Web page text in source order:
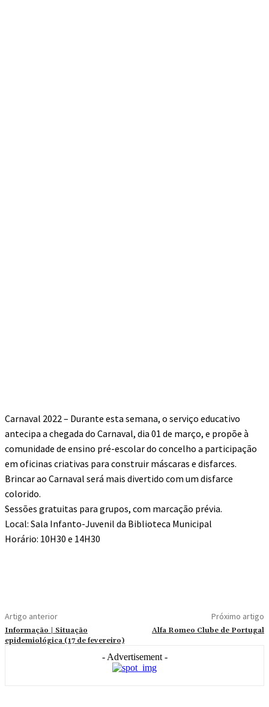
Carnaval 2022 – Durante esta semana, o serviço educativo
antecipa a chegada do Carnaval, dia 01 de março, e propõe à
comunidade de ensino pré-escolar do concelho a participação
em oficinas criativas para construir máscaras e disfarces.
Brincar ao Carnaval será mais divertido com um disfarce
colorido.
Sessões gratuitas para grupos, com marcação prévia.
Local: Sala Infanto-Juvenil da Biblioteca Municipal
Horário: 10H30 e 14H30
Artigo anterior
Informação | Situação
epidemiológica (17 de fevereiro)
Próximo artigo
Alfa Romeo Clube de Portugal
- Advertisement -